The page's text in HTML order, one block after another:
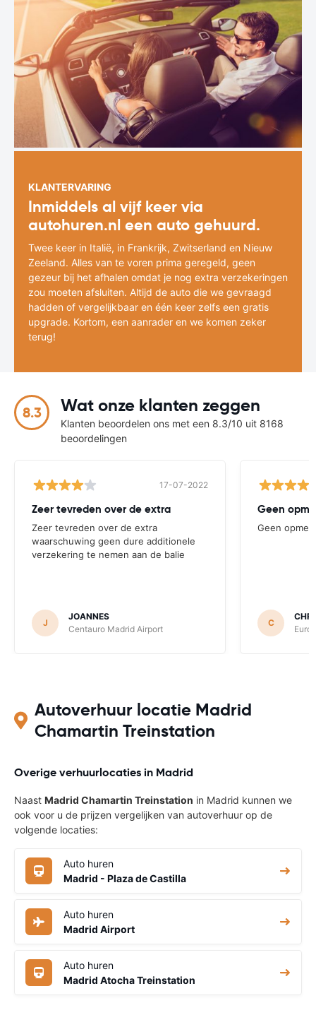
KLANTERVARING
Inmiddels al vijf keer via
autohuren.nl een auto gehuurd.
Twee keer in Italië, in Frankrijk, Zwitserland en Nieuw
Zeeland. Alles van te voren prima geregeld, geen
gezeur bij het afhalen omdat je nog extra verzekeringen
zou moeten afsluiten. Altijd de auto die we gevraagd
hadden of vergelijkbaar en één keer zelfs een gratis
upgrade. Kortom, een aanrader en we komen zeker
terug!
8.3 Wat onze klanten zeggen
Klanten beoordelen ons met een 8.3/10 uit 8168
beoordelingen
17-07-2022
Zeer tevreden over de extra
Zeer tevreden over de extra
waarschuwing geen dure additionele
verzekering te nemen aan de balie
J
JOANNES
Centauro Madrid Airport
Geen
Geen
C
Autoverhuur locatie Madrid
Chamartin Treinstation
Overige verhuurlocaties in Madrid
Naast Madrid Chamartin Treinstation in Madrid kunnen we
ook voor u de prijzen vergelijken van autoverhuur op de
volgende locaties:
Auto huren
Madrid - Plaza de Castilla
Auto huren
Madrid Airport
Auto huren
Madrid Atocha Treinstation